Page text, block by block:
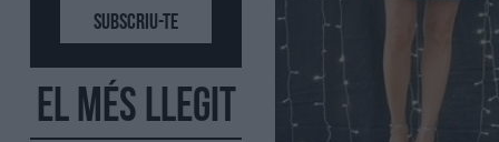
SUBSCRIU-TE
El més llegit